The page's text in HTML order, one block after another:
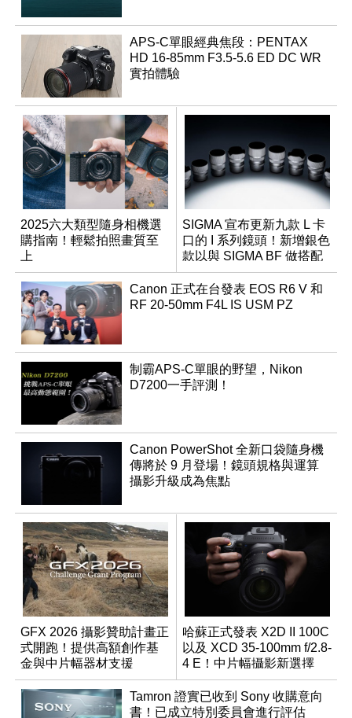
APS-C單眼經典焦段：PENTAX
HD 16-85mm F3.5-5.6 ED DC WR
實拍體驗
2025六大類型隨身相機選
購指南！輕鬆拍照畫質至
上
SIGMA 宣布更新九款 L 卡
口的 I 系列鏡頭！新增銀色
款以與 SIGMA BF 做搭配
Canon 正式在台發表 EOS R6 V 和
RF 20-50mm F4L IS USM PZ
制霸APS-C單眼的野望，Nikon
D7200一手評測！
Canon PowerShot 全新口袋隨身機
傳將於 9 月登場！鏡頭規格與運算
攝影升級成為焦點
GFX 2026 攝影贊助計畫正
式開跑！提供高額創作基
金與中片幅器材支援
哈蘇正式發表 X2D II 100C
以及 XCD 35-100mm f/2.8-
4 E！中片幅攝影新選擇
Tamron 證實已收到 Sony 收購意向
書！已成立特別委員會進行評估